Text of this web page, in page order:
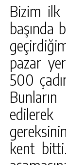
Bizim ilk
başında
pazar
500
kent